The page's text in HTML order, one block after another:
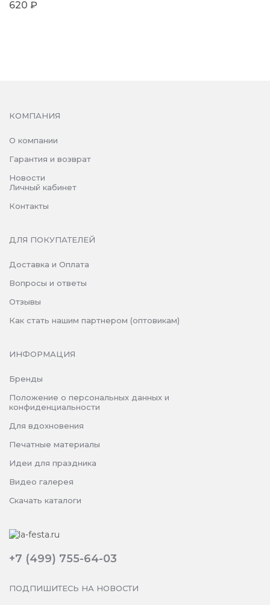
620 ₽
+7 (499) 755-64-03
ПОДПИШИТЕСЬ НА НОВОСТИ
КОМПАНИЯ
О компании
Гарантия и возврат
Новости
Личный кабинет
Контакты
ДЛЯ ПОКУПАТЕЛЕЙ
Доставка и Оплата
Вопросы и ответы
Отзывы
Как стать нашим партнером (оптовикам)
ИНФОРМАЦИЯ
Бренды
Положение о персональных данных и
конфиденциальности
Для вдохновения
Печатные материалы
Идеи для праздника
Видео галерея
Скачать каталоги